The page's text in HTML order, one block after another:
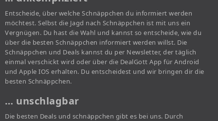
Entscheide, über welche Schnäppchen du informiert werden
möchtest. Selbst die Jagd nach Schnäppchen ist mit uns ein
Vergnügen. Du hast die Wahl und kannst so entscheide, wie du
über die besten Schnäppchen informiert werden willst. Die
Schnäppchen und Deals kannst du per Newsletter, der täglich
einmal verschickt wird oder über die DealGott App für Android
und Apple IOS erhalten. Du entscheidest und wir bringen dir die
besten Schnäppchen.
… unschlagbar
Die besten Deals und schnäppchen gibt es bei uns. Durch